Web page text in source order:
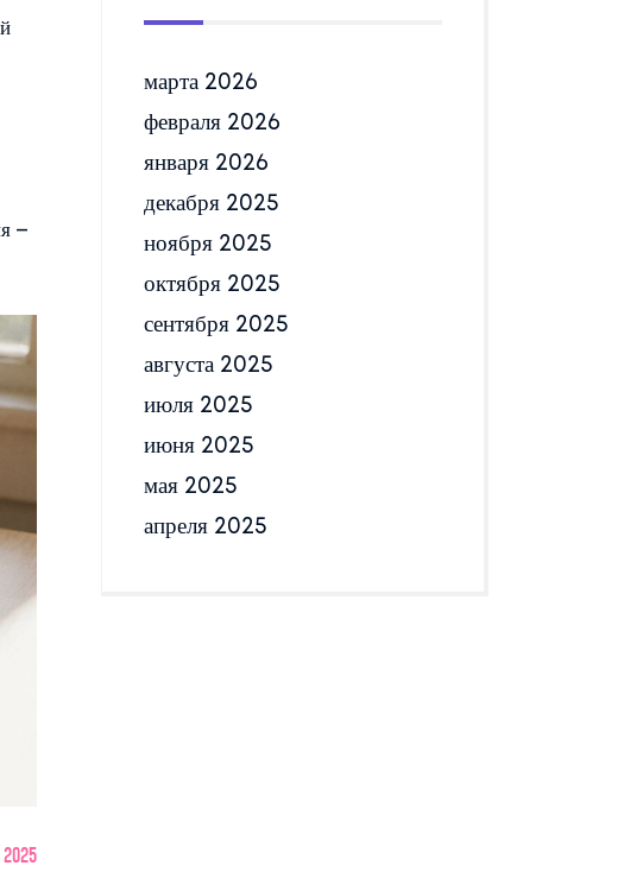
–
2025
марта 2026
февраля 2026
января 2026
декабря 2025
ноября 2025
октября 2025
сентября 2025
августа 2025
июля 2025
июня 2025
мая 2025
апреля 2025